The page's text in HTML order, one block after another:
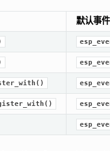
默认事